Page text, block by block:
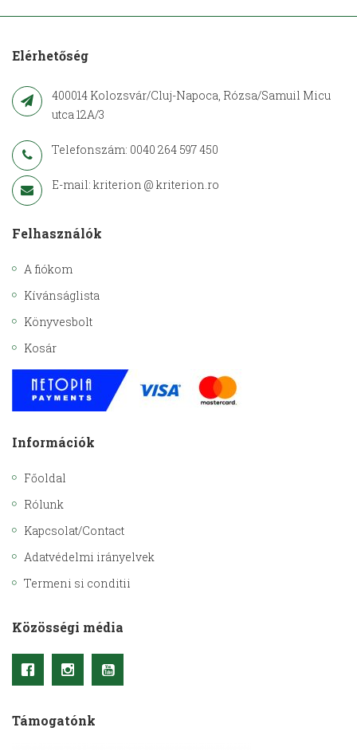
Elérhetőség
400014 Kolozsvár/Cluj-Napoca, Rózsa/Samuil Micu
utca 12A/3
Telefonszám: 0040 264 597 450
E-mail: kriterion @ kriterion.ro
Felhasználók
A fiókom
Kívánságlista
Könyvesbolt
Kosár
Információk
Főoldal
Rólunk
Kapcsolat/Contact
Adatvédelmi irányelvek
Termeni si conditii
Közösségi média
Támogatónk